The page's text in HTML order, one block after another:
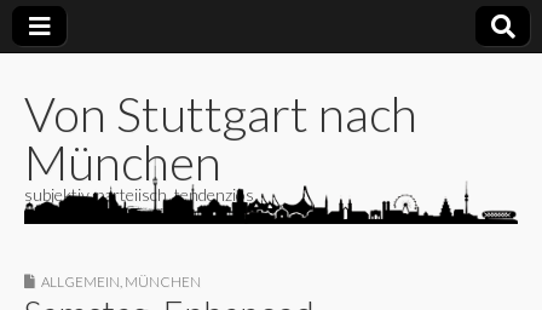
Von Stuttgart nach
München
subjektiv, parteiisch, tendenziös
ALLGEMEIN MÜNCHEN